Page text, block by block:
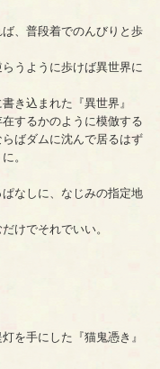
、普段着でのんびりと歩
うように歩けば異世界に
き込まれた『異世界』
するかのように模倣する
ばダムに沈んで居るはず
。
なしに、なじみの指定地
けでそれでいい。
を手にした『猫鬼憑き』